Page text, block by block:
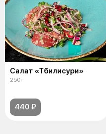
Салат «Тбилисури»
250 г
440 ₽